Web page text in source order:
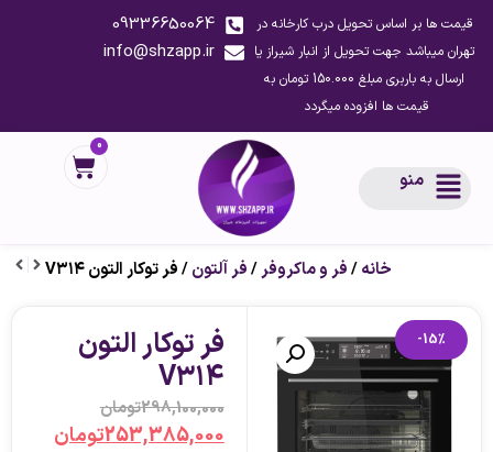
قیمت ها بر اساس تحویل درب کارخانه در
تهران میباشد جهت تحویل از انبار شیراز یا
ارسال به باربری مبلغ 150.000 تومان به
قیمت ها افزوده میگردد
09336650064
info@shzapp.ir
منو
0
خانه/فر و ماکروفر/فر آلتون/ فر توکار التون V۳۱۴
-15% فر توکار التون
V۳۱۴
298,100,000تومان
253,385,000تومان